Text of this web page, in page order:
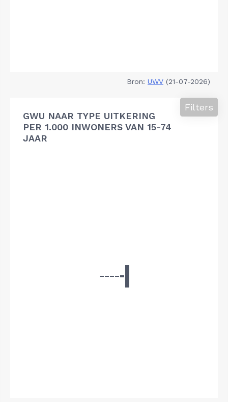
Bron: UWV (21-07-2026)
GWU NAAR TYPE UITKERING
PER 1.000 INWONERS VAN 15-74
JAAR
Filters